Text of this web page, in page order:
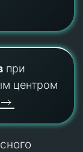
при
центром